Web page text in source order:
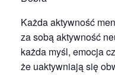
Każda aktywność
za sobą aktywność
każda myśl, emocja
że uaktywniają się